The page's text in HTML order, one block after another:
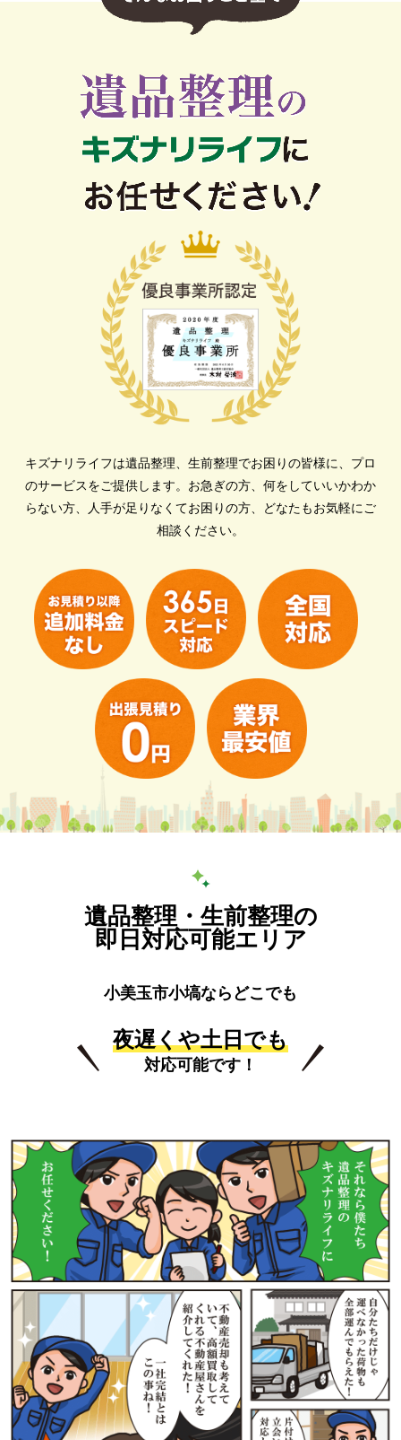
キズナリライフは遺品整理、生前整理でお困りの皆様に、プロ
のサービスをご提供します。 お急ぎの方、何をしていいかわか
らない方、人手が足りなくてお困りの方、どなたもお気軽にご
相談ください。
遺品整理・生前整理の
即日対応可能エリア
小美玉市小塙ならどこでも
夜遅くや土日でも
対応可能です！